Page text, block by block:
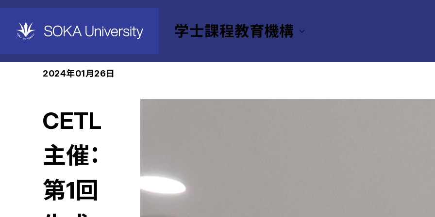
学士課程教育機構
ホーム 学士課程教育機構 教育・学習支援センター（CETL） News
2024年01月26日
CETL
主催：
第1回